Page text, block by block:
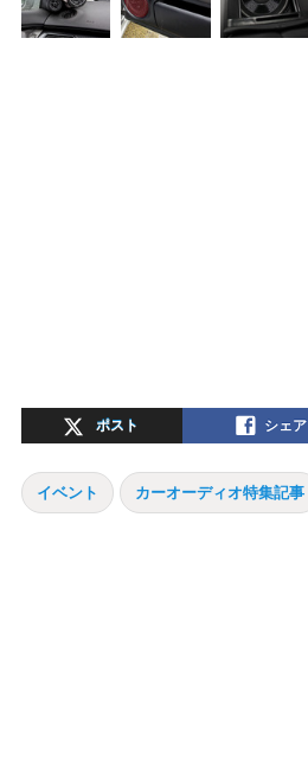
ポスト シェア
イベント カーオーディオ特集記事